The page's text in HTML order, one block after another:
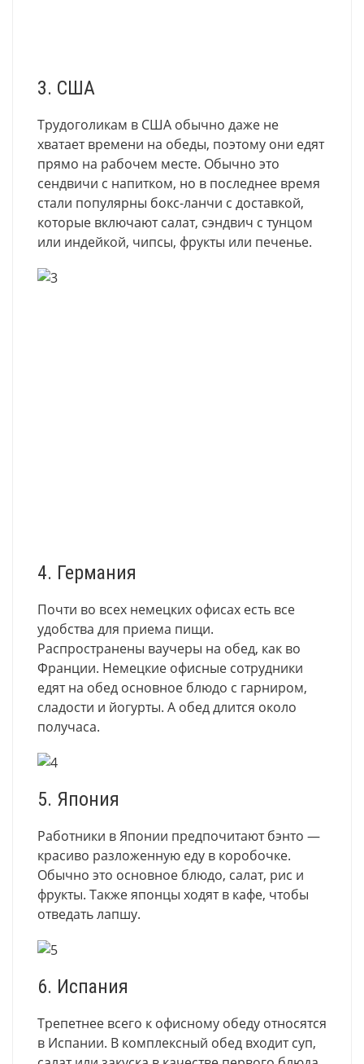
3. США
Трудоголикам в США обычно даже не
хватает времени на обеды, поэтому они едят
прямо на рабочем месте. Обычно это
сендвичи с напитком, но в последнее время
стали популярны бокс-ланчи с доставкой,
которые включают салат, сэндвич с тунцом
или индейкой, чипсы, фрукты или печенье.
4. Германия
Почти во всех немецких офисах есть все
удобства для приема пищи.
Распространены ваучеры на обед, как во
Франции. Немецкие офисные сотрудники
едят на обед основное блюдо с гарниром,
сладости и йогурты. А обед длится около
получаса.
5. Япония
Работники в Японии предпочитают бэнто —
красиво разложенную еду в коробочке.
Обычно это основное блюдо, салат, рис и
фрукты. Также японцы ходят в кафе, чтобы
отведать лапшу.
6. Испания
Трепетнее всего к офисному обеду относятся
в Испании. В комплексный обед входит суп,